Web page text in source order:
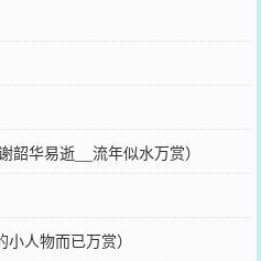
韶华易逝__流年似水万赏）
人物而已万赏）